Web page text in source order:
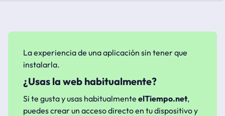
La experiencia de una aplicación sin tener que
instalarla.
¿Usas la web habitualmente?
Si te gusta y usas habitualmente elTiempo.net,
puedes crear un acceso directo en tu dispositivo y